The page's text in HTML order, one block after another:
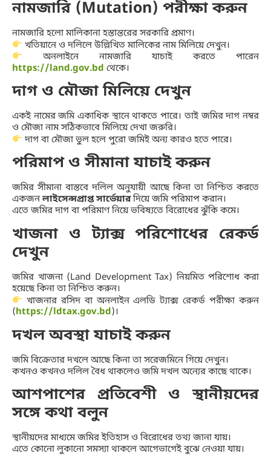
নামজারি (Mutation) পরীক্ষা করুন
নামজারি হলো মালিকানা হস্তান্তরের সরকারি প্রমাণ।
খতিয়ানে ও দলিলে উল্লিখিত মালিকের নাম মিলিয়ে দেখুন।
অনলাইনে নামজারি যাচাই করতে পারেন
https://land.gov.bd থেকে।
দাগ ও মৌজা মিলিয়ে দেখুন
একই নামের জমি একাধিক স্থানে থাকতে পারে। তাই জমির দাগ নম্বর
ও মৌজা নাম সঠিকভাবে মিলিয়ে দেখা জরুরি।
দাগ বা মৌজা ভুল হলে পুরো জমিই অন্য কারও হতে পারে।
পরিমাপ ও সীমানা যাচাই করুন
জমির সীমানা বাস্তবে দলিল অনুযায়ী আছে কিনা তা নিশ্চিত করতে
একজনলাইসেন্সপ্রাপ্ত সার্ভেয়ারদিয়ে জমি পরিমাপ করান।
এতে জমির দাগ বা পরিমাণ নিয়ে ভবিষ্যতে বিরোধের ঝুঁকি কমে।
খাজনা ও ট্যাক্স পরিশোধের রেকর্ড
দেখুন
জমির খাজনা (Land Development Tax) নিয়মিত পরিশোধ করা
হয়েছে কিনা তা নিশ্চিত করুন।
খাজনার রসিদ বা অনলাইন এলডি ট্যাক্স রেকর্ড পরীক্ষা করুন
(https://ldtax.gov.bd)।
দখল অবস্থা যাচাই করুন
জমি বিক্রেতার দখলে আছে কিনা তা সরেজমিনে গিয়ে দেখুন।
কখনও কখনও দলিল বৈধ থাকলেও জমি দখল অন্যের কাছে থাকে।
আশপাশের প্রতিবেশী ও স্থানীয়দের
সঙ্গে কথা বলুন
স্থানীয়দের মাধ্যমে জমির ইতিহাস ও বিরোধের তথ্য জানা যায়।
এতে কোনো লুকানো সমস্যা থাকলে আগেভাগেই বুঝে নেওয়া যায়।